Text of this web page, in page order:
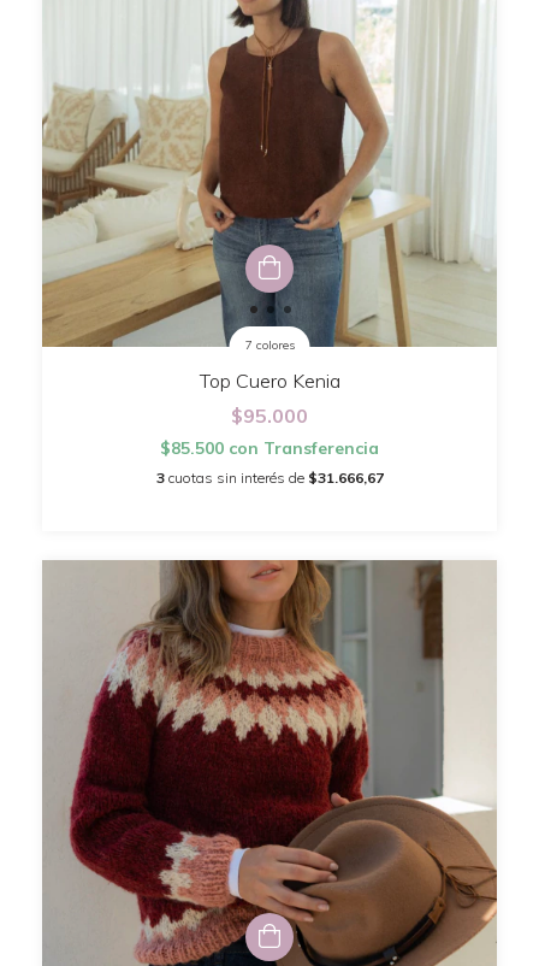
7 colores
Top Cuero Kenia
$95.000
$85.500 con Transferencia
3 cuotas sin interés de $31.666,67